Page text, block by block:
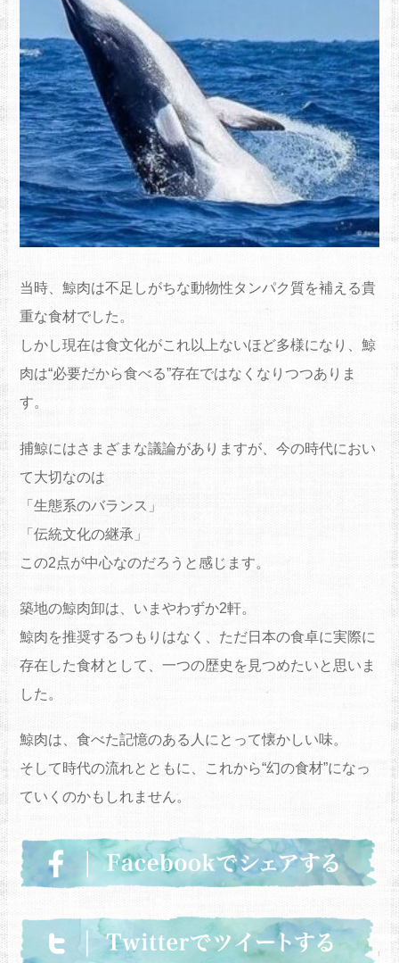
当時、鯨肉は不足しがちな動物性タンパク質を補える貴
重な食材でした。
しかし現在は食文化がこれ以上ないほど多様になり、鯨
肉は“必要だから食べる”存在ではなくなりつつありま
す。
捕鯨にはさまざまな議論がありますが、今の時代におい
て大切なのは
「生態系のバランス」
「伝統文化の継承」
この2点が中心なのだろうと感じます。
築地の鯨肉卸は、いまやわずか2軒。
鯨肉を推奨するつもりはなく、ただ日本の食卓に実際に
存在した食材として、一つの歴史を見つめたいと思いま
した。
鯨肉は、食べた記憶のある人にとって懐かしい味。
そして時代の流れとともに、これから“幻の食材”になっ
ていくのかもしれません。